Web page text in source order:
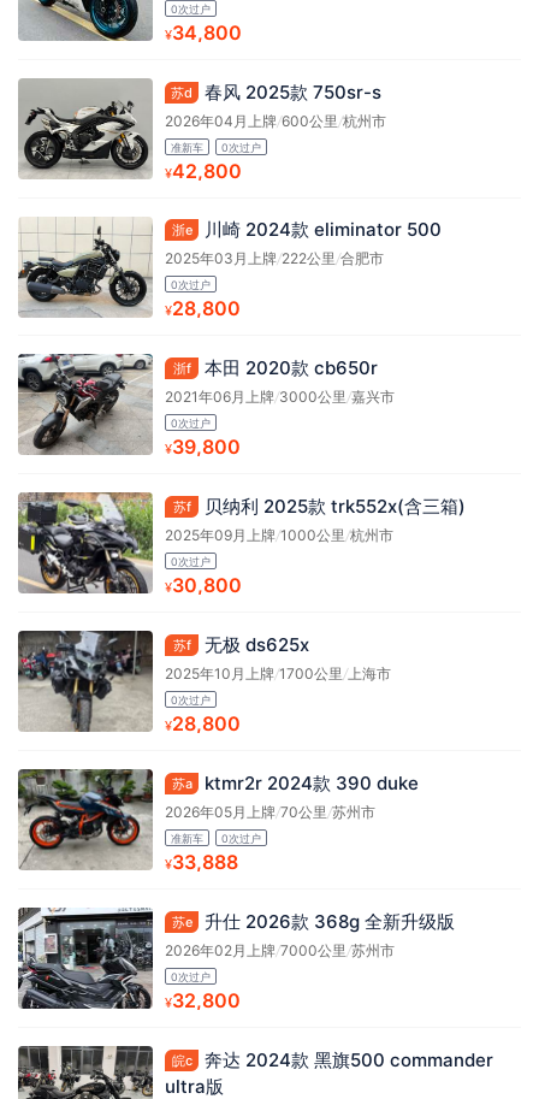
0次过户
¥34,800
苏d 春风 2025款 750sr-s
2026年04月上牌/600公里 /杭州市
准新车 0次过户
¥42,800
浙e 川崎 2024款 eliminator 500
2025年03月上牌/222公里/合肥市
0次过户
¥28,800
浙f 本田 2020款 cb650r
2021年06月上牌/3000公里/嘉兴市
0次过户
¥39,800
苏f 贝纳利 2025款 trk552x(含三箱)
2025年09月上牌/1000公里/杭州市
0次过户
¥30,800
苏f 无极 ds625x
2025年10月上牌/1700公里/上海市
0次过户
¥28,800
苏a ktmr2r 2024款 390 duke
2026年05月上牌/70公里/苏州市
准新车 0次过户
¥33,888
苏e 升仕 2026款 368g 全新升级版
2026年02月上牌/7000公里/苏州市
0次过户
¥32,800
皖c
奔达 2024款 黑旗500 commander
ultra版